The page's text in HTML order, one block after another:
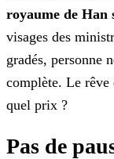
royaume de Han
visages des
gradés, personne
complète. Le rêve
quel prix ?
Pas de